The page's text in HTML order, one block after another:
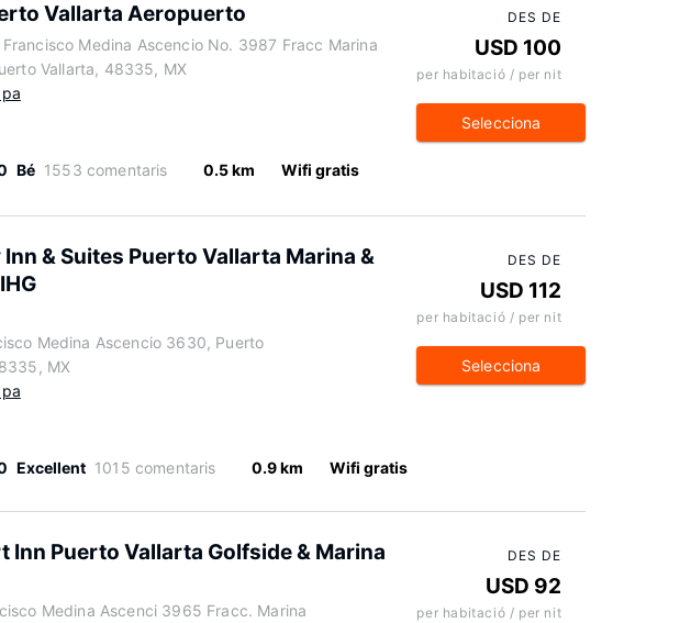
Vallarta Aeropuerto
Medina Ascencio No. 3987 Fracc Marina
Vallarta, 48335, MX
Bé 1553 comentaris 0.5 km Wifi gratis
DES DE
USD 100
per habitació / per nit
Selecciona
& Suites Puerto Vallarta Marina &
Medina Ascencio 3630, Puerto
MX
Excellent 1015 comentaris 0.9 km Wifi gratis
DES DE
USD 112
per habitació / per nit
Selecciona
Inn Puerto Vallarta Golfside & Marina
Medina Ascenci 3965 Fracc. Marina
DES DE
USD 92
per habitació / per nit